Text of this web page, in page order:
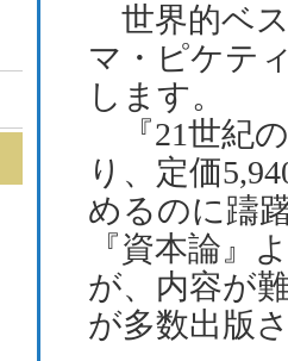
世界的ベ
マ・ピケテ
します。
『21世紀
り、定価
めるのに躊
『資本論』
が、内容が
が多数出版